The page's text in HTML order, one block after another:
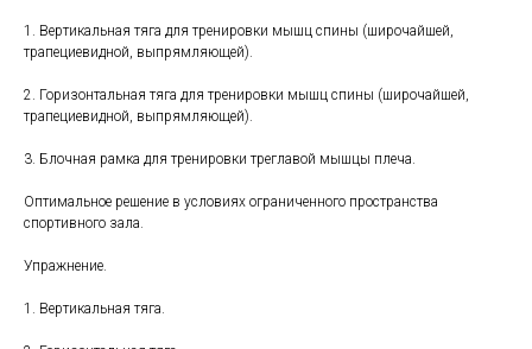
1. Вертикальная тяга для тренировки мышц спины (широчайшей,
трапециевидной, выпрямляющей).
2. Горизонтальная тяга для тренировки мышц спины (широчайшей,
трапециевидной, выпрямляющей).
3. Блочная рамка для тренировки треглавой мышцы плеча.
Оптимальное решение в условиях ограниченного пространства
спортивного зала.
Упражнение.
1. Вертикальная тяга.